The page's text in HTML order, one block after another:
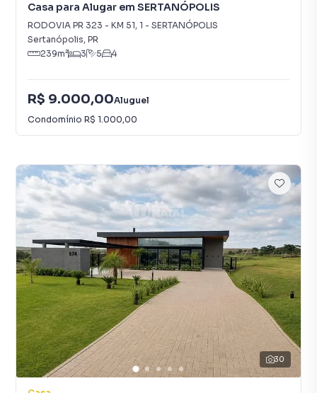
Casa para Alugar em SERTANÓPOLIS
RODOVIA PR 323 - KM 51, 1 - SERTANÓPOLIS
Sertanópolis, PR
239m² 3 5 4
R$ 9.000,00Aluguel
Condomínio R$ 1.000,00
30